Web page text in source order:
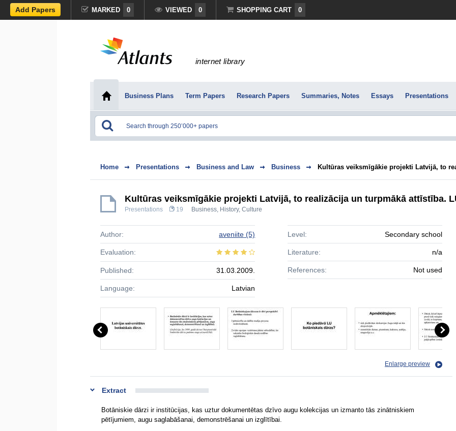
Add Papers MARKED 0 VIEWED 0 SHOPPING CART 0
internet library
Business Plans Term Papers Research Papers Summaries, Notes Essays Presentations
Home Presentations Business and Law Business Kultūras veiksmīgākie projekti Latvijā, to
Kultūras veiksmīgākie projekti Latvijā, to realizācija un turpmākā attīstība.
Presentations 19 Business, History, Culture
Author: aveniite (5)
Evaluation:
Published: 31.03.2009.
Language: Latvian
Level: Secondary school
Literature: n/a
References: Not used
Enlarge preview
Extract
Botāniskie dārzi ir institūcijas, kas uztur dokumentētas dzīvo augu kolekcijas un izmanto tās zinātniskiem
pētījumiem, augu saglabāšanai, demonstrēšanai un izglītībai.